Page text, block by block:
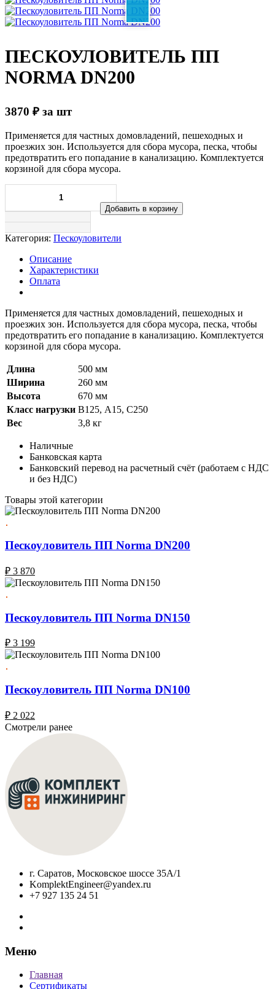
ПЕСКОУЛОВИТЕЛЬ ПП
NORMA DN200
3870 ₽ за шт
Применяется для частных домовладений, пешеходных и
проезжих зон. Используется для сбора мусора, песка, чтобы
предотвратить его попадание в канализацию. Комплектуется
корзиной для сбора мусора.
Добавить в корзину
Категория: Пескоуловители
Описание
Характеристики
Оплата
Применяется для частных домовладений, пешеходных и
проезжих зон. Используется для сбора мусора, песка, чтобы
предотвратить его попадание в канализацию. Комплектуется
корзиной для сбора мусора.
Длина
500 мм
Ширина
260 мм
Высота
670 мм
Класс нагрузки B125, А15, С250
Вес
3,8 кг
Наличные
Банковская карта
Банковский перевод на расчетный счёт (работаем с НДС
и без НДС)
Товары этой категории
Пескоуловитель ПП Norma DN200
₽ 3 870
Пескоуловитель ПП Norma DN150
₽ 3 199
Пескоуловитель ПП Norma DN100
₽ 2 022
Смотрели ранее
г. Саратов, Московское шоссе 35А/1
KomplektEngineer@yandex.ru
+7 927 135 24 51
Меню
Главная
Сертификаты